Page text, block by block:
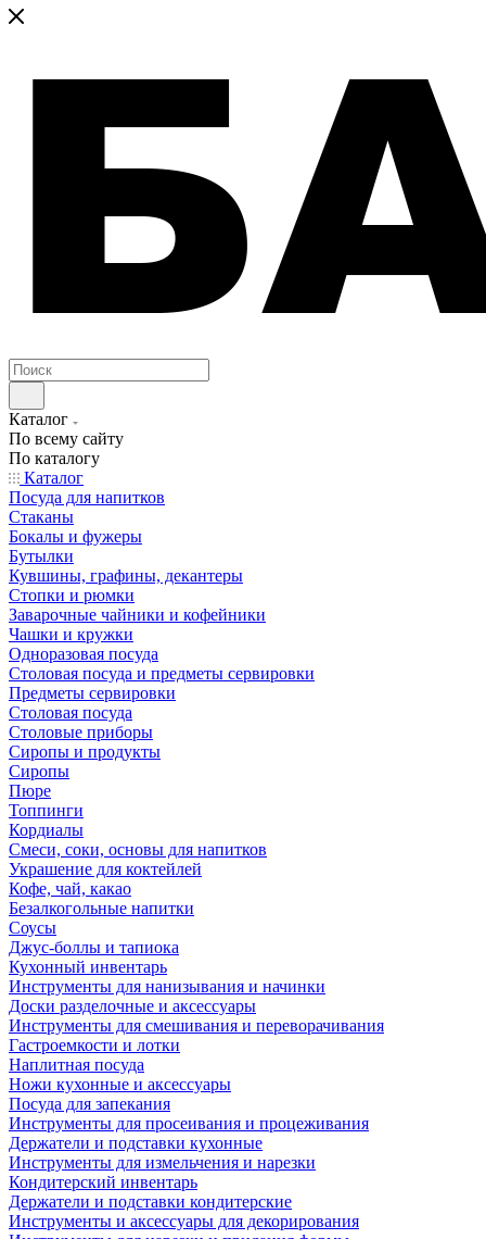
Каталог
По всему сайту
По каталогу
Каталог
Посуда для напитков
Стаканы
Бокалы и фужеры
Бутылки
Кувшины, графины, декантеры
Стопки и рюмки
Заварочные чайники и кофейники
Чашки и кружки
Одноразовая посуда
Столовая посуда и предметы сервировки
Предметы сервировки
Столовая посуда
Столовые приборы
Сиропы и продукты
Сиропы
Пюре
Топпинги
Кордиалы
Смеси, соки, основы для напитков
Украшение для коктейлей
Кофе, чай, какао
Безалкогольные напитки
Соусы
Джус-боллы и тапиока
Кухонный инвентарь
Инструменты для нанизывания и начинки
Доски разделочные и аксессуары
Инструменты для смешивания и переворачивания
Гастроемкости и лотки
Наплитная посуда
Ножи кухонные и аксессуары
Посуда для запекания
Инструменты для просеивания и процеживания
Держатели и подставки кухонные
Инструменты для измельчения и нарезки
Кондитерский инвентарь
Держатели и подставки кондитерские
Инструменты и аксессуары для декорирования